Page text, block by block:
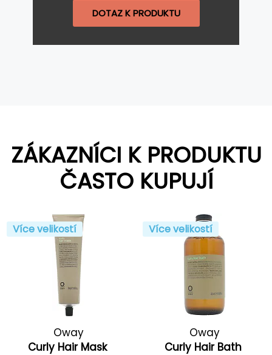
DOTAZ K PRODUKTU
ZÁKAZNÍCI K PRODUKTU
ČASTO KUPUJÍ
Více velikostí
Oway
Curly Hair Mask
Více velikostí
Oway
Curly Hair Bath